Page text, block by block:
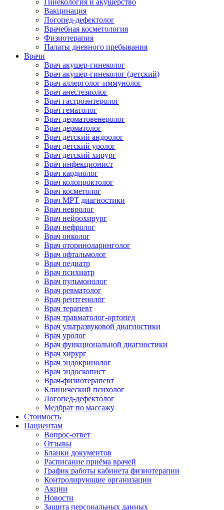
Гинекология и акушерство
Вакцинация
Логопед-дефектолог
Врачебная косметология
Физиотерапия
Палаты дневного пребывания
Врачи
Врач акушер-гинеколог
Врач акушер-гинеколог (детский)
Врач аллерголог-иммунолог
Врач анестезиолог
Врач гастроэнтеролог
Врач гематолог
Врач дерматовенеролог
Врач дерматолог
Врач детский андролог
Врач детский уролог
Врач детский хирург
Врач инфекционист
Врач кардиолог
Врач колопроктолог
Врач косметолог
Врач МРТ диагностики
Врач невролог
Врач нейрохирург
Врач нефролог
Врач онколог
Врач оториноларинголог
Врач офтальмолог
Врач педиатр
Врач психиатр
Врач пульмонолог
Врач ревматолог
Врач рентгенолог
Врач терапевт
Врач травматолог-ортопед
Врач ультразвуковой диагностики
Врач уролог
Врач функциональной диагностики
Врач хирург
Врач эндокринолог
Врач эндоскопист
Врач-физиотерапевт
Клинический психолог
Логопед-дефектолог
Медбрат по массажу
Стоимость
Пациентам
Вопрос-ответ
Отзывы
Бланки документов
Расписание приёма врачей
График работы кабинета физиотерапии
Контролирующие организации
Акции
Новости
Защита персональных данных